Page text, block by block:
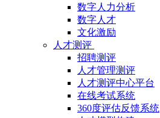
数字人力分析
数字人才
文化激励
人才测评
招聘测评
人才管理测评
人才测评中心平台
在线考试系统
360度评估反馈系统